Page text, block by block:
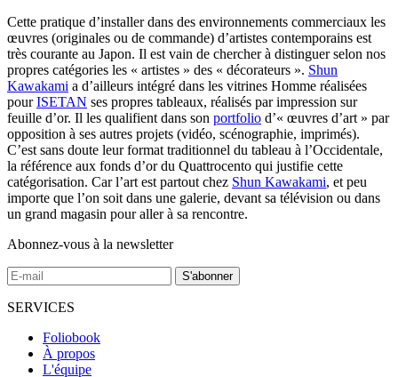
Cette pratique d’installer dans des environnements commerciaux les
œuvres (originales ou de commande) d’artistes contemporains est
très courante au Japon. Il est vain de chercher à distinguer selon nos
propres catégories les « artistes » des « décorateurs ». Shun
Kawakami a d’ailleurs intégré dans les vitrines Homme réalisées
pourISETAN ses propres tableaux, réalisés par impression sur
feuille d’or. Il les qualifient dans son portfolio d’« œuvres d’art » par
opposition à ses autres projets (vidéo, scénographie, imprimés).
C’est sans doute leur format traditionnel du tableau à l’Occidentale,
la référence aux fonds d’or du Quattrocento qui justifie cette
catégorisation. Car l’art est partout chez Shun Kawakami, et peu
importe que l’on soit dans une galerie, devant sa télévision ou dans
un grand magasin pour aller à sa rencontre.
Abonnez-vous à la newsletter
SERVICES
Foliobook
À propos
L'équipe